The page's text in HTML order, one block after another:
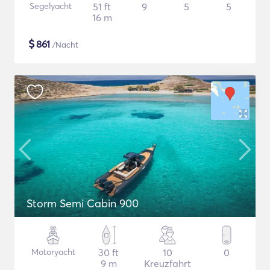
Segelyacht
51 ft
16 m
9 5 5
$861 /Nacht
Storm Semi Cabin 900
Motoryacht
30 ft
9 m
10
Kreuzfahrt
0